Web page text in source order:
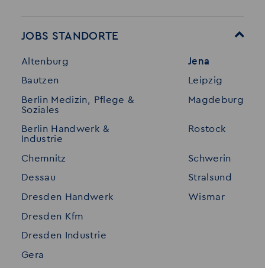
Für Bewerber
Stellenangebote
Initiativ bewerben
Merkzettel
Standorte
Referenzen
Interne Jobs
Datenschutz
Impressum
JOBS STANDORTE
Altenburg
Bautzen
Berlin Medizin, Pflege &
Soziales
Berlin Handwerk &
Industrie
Chemnitz
Dessau
Dresden Handwerk
Dresden Kfm
Dresden Industrie
Gera
Jena
Leipzig
Magdeburg
Rostock
Schwerin
Stralsund
Wismar